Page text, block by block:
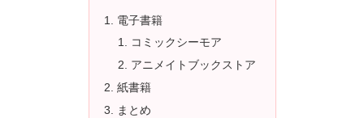
電子書籍
コミックシーモア
アニメイトブックストア
紙書籍
まとめ